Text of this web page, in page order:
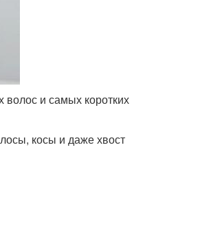
и самых коротких
косы и даже хвост